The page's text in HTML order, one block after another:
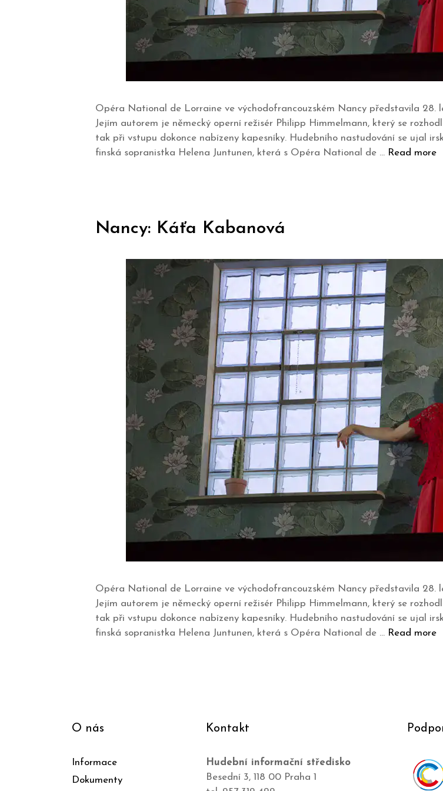
Opéra National de Lorraine ve východofrancouzském Nancy představila 28.
Jejím autorem je německý operní režisér Philipp Himmelmann, který se
tak při vstupu dokonce nabízeny kapesníky. Hudebního nastudování se ujal
finská sopranistka Helena Juntunen, která s Opéra National de … Read more
Nancy: Káťa Kabanová
Opéra National de Lorraine ve východofrancouzském Nancy představila 28.
Jejím autorem je německý operní režisér Philipp Himmelmann, který se
tak při vstupu dokonce nabízeny kapesníky. Hudebního nastudování se ujal
finská sopranistka Helena Juntunen, která s Opéra National de … Read more
O nás
Informace
Dokumenty
Kontakt
Hudební informační středisko
Besední 3, 118 00 Praha 1